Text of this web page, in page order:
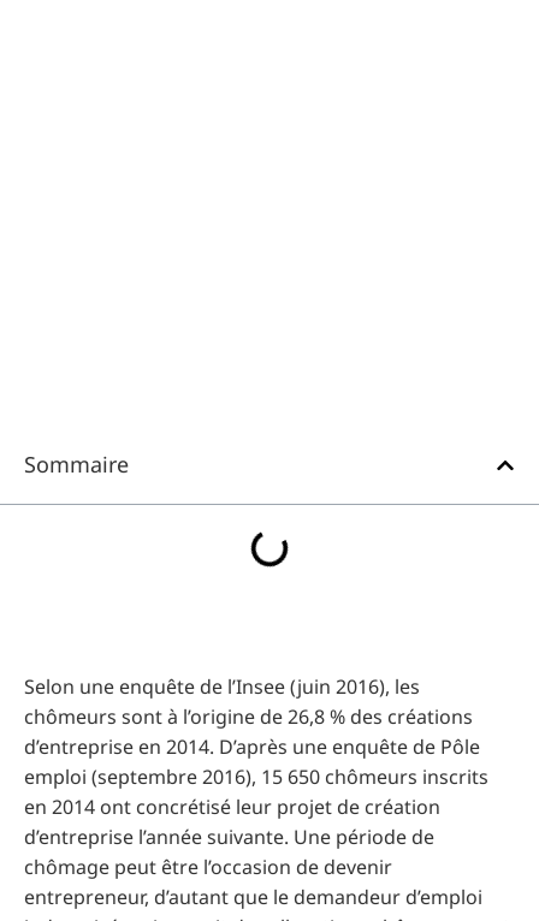
Sommaire
Selon une enquête de l’Insee (juin 2016), les
chômeurs sont à l’origine de 26,8 % des créations
d’entreprise en 2014. D’après une enquête de Pôle
emploi (septembre 2016), 15 650 chômeurs inscrits
en 2014 ont concrétisé leur projet de création
d’entreprise l’année suivante. Une période de
chômage peut être l’occasion de devenir
entrepreneur, d’autant que le demandeur d’emploi